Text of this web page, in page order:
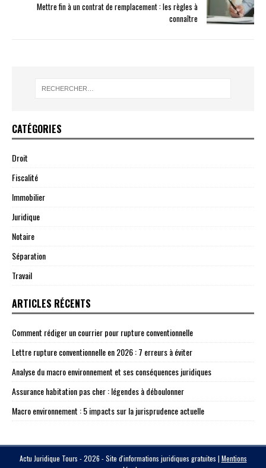
Mettre fin à un contrat de remplacement : les règles à
connaître
CATÉGORIES
Droit
Fiscalité
Immobilier
Juridique
Notaire
Séparation
Travail
ARTICLES RÉCENTS
Comment rédiger un courrier pour rupture conventionnelle
Lettre rupture conventionnelle en 2026 : 7 erreurs à éviter
Analyse du macro environnement et ses conséquences juridiques
Assurance habitation pas cher : légendes à déboulonner
Macro environnement : 5 impacts sur la jurisprudence actuelle
Actu Juridique Tours - 2026 - Site d'informations juridiques gratuites | Mentions